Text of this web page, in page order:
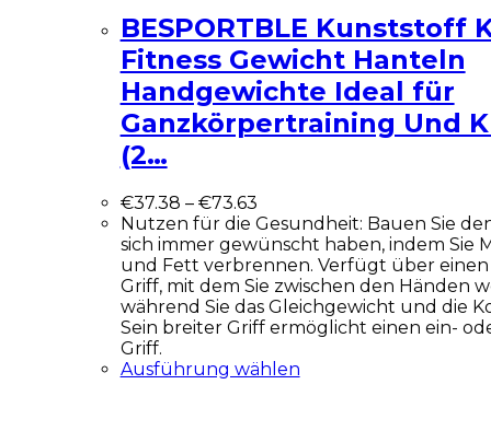
BESPORTBLE Kunststoff
Fitness Gewicht Hanteln
Handgewichte Ideal für
Ganzkörpertraining Und
(2…
€37.38 – €73.63
Nutzen für die Gesundheit: Bauen Sie
sich immer gewünscht haben, indem Sie
und Fett verbrennen. Verfügt über
Griff, mit dem Sie zwischen den Händen
während Sie das Gleichgewicht und die
Sein breiter Griff ermöglicht einen ein-
Griff.
Ausführung wählen